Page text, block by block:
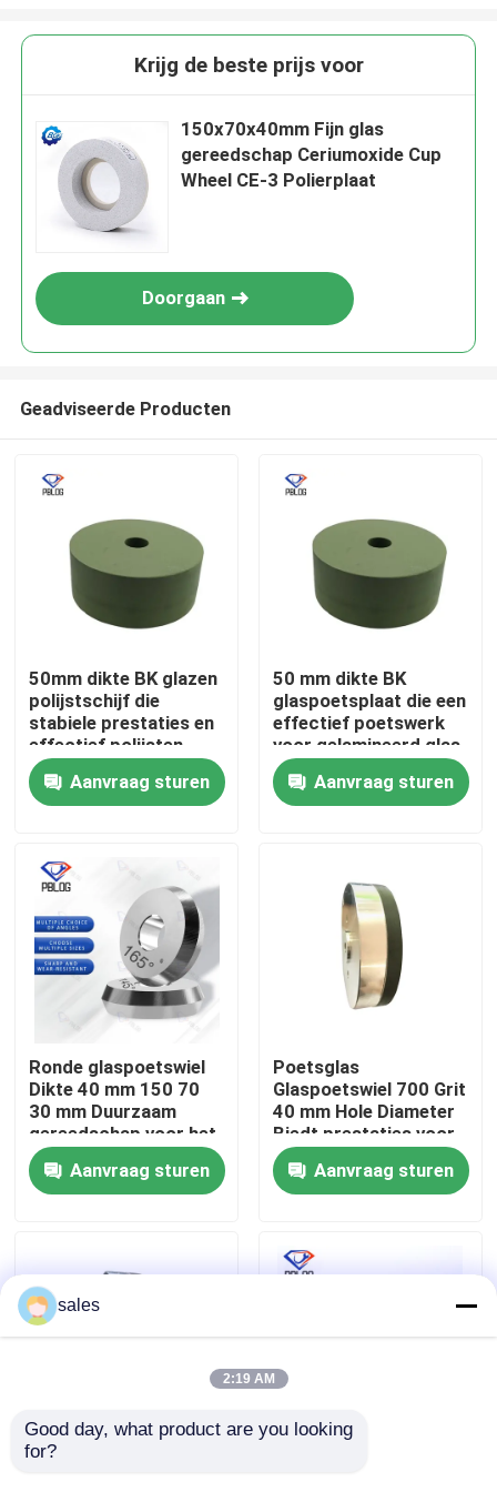
Producten
Over ons
Fabrieksreis
Kwaliteitscontrole
Contacteer ons
nieuws
Vraag een offerte aan
Krijg de beste prijs voor
150x70x40mm Fijn glas
gereedschap Ceriumoxide Cup
Wheel CE-3 Polierplaat
Doorgaan
Geadviseerde Producten
50mm dikte BK glazen
polijstschijf die
stabiele prestaties en
effectief polijsten
biedt voor diverse
glasmaterialen
Aanvraag sturen
50 mm dikte BK
glaspoetsplaat die een
effectief poetswerk
voor gelamineerd glas
biedt
Aanvraag sturen
Ronde glaspoetswiel
Dikte 40 mm 150 70
30 mm Duurzaam
gereedschap voor het
poetsen van
glasoppervlak en het
glad maken van randen
Aanvraag sturen
Poetsglas
Glaspoetswiel 700 Grit
40 mm Hole Diameter
Biedt prestaties voor
het poetsbehoeften
van het glasoppervlak
Aanvraag sturen
Witte harsglazen
sales
2:19 AM
Good day, what product are you looking
for?